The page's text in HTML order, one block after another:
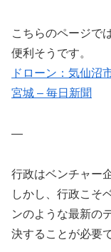
こちらのページで
便利そうです。
ドローン：気仙沼
宮城 – 毎日新聞
—
行政はベンチャー
しかし、行政こそ
ンのような最新の
決することが必要